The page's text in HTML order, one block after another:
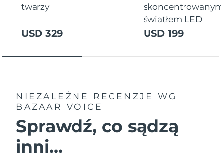
twarzy
USD 329
światłem LED
USD 199
NIEZALEŻNE RECENZJE
WG
BAZAAR VOICE
Sprawdź, co sądzą
inni...